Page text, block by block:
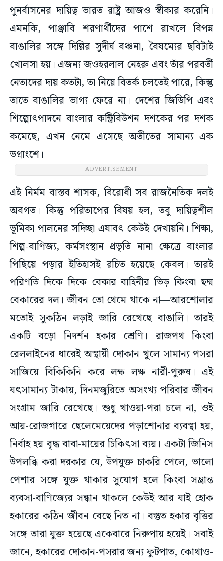
পুনর্বাসনের দায়িত্ব ভারত রাষ্ট্র আজও স্বীকার করেনি।
এমনকি, পাঞ্জাবি শরণার্থীদের পাশে রাখলে বিপন্ন
বাঙালির সঙ্গে দিল্লির সুদীর্ঘ বঞ্চনা, বৈষম্যের ছবিটাই
খোলসা হয়। এজন্য জওহরলাল নেহরু এবং তাঁর পরবর্তী
নেতাদের দায় কতটা, তা নিয়ে বিতর্ক চলতেই পারে, কিন্তু
তাতে বাঙালির ভাগ্য ফেরে না। দেশের জিডিপি এবং
শিল্পোৎপাদনে বাংলার কন্ট্রিবিউশন দশকের পর দশক
কমেছে, এখন নেমে এসেছে অতীতের সামান্য এক
ভগ্নাংশে।
ADVERTISEMENT
এই নির্মম বাস্তব শাসক, বিরোধী সব রাজনৈতিক দলই
অবগত। কিন্তু পরিতাপের বিষয় হল, তবু দায়িত্বশীল
ভূমিকা পালনের সদিচ্ছা এযাবৎ কেউই দেখায়নি। শিক্ষা,
শিল্প-বাণিজ্য, কর্মসংস্থান প্রভৃতি নানা ক্ষেত্রে বাংলার
পিছিয়ে পড়ার ইতিহাসই রচিত হয়েছে কেবল। তারই
পরিণতি দিকে দিকে বেকার বাহিনীর ভিড় কিংবা ছদ্ম
বেকারের দল। জীবন তো থেমে থাকে না—আরশোলার
মতোই সুকঠিন লড়াই জারি রেখেছে বাঙালি। তারই
একটি বড়ো নিদর্শন হকার শ্রেণি। রাজপথ কিংবা
রেললাইনের ধারেই অস্থায়ী দোকান খুলে সামান্য পসরা
সাজিয়ে বিকিকিনি করে লক্ষ লক্ষ নারী-পুরুষ। এই
যৎসামান্য টাকায়, দিনমজুরিতে অসংখ্য পরিবার জীবন
সংগ্রাম জারি রেখেছে। শুধু খাওয়া-পরা চলে না, ওই
আয়-রোজগারে ছেলেমেয়েদের পড়াশোনার ব্যবস্থা হয়,
নির্বাহ হয় বৃদ্ধ বাবা-মায়ের চিকিৎসা ব্যয়। একটা জিনিস
উপলব্ধি করা দরকার যে, উপযুক্ত চাকরি পেলে, ভালো
পেশার সঙ্গে যুক্ত থাকার সুযোগ হলে কিংবা সম্ভ্রান্ত
ব্যবসা-বাণিজ্যের সন্ধান থাকলে কেউই আর যাই হোক
হকারের কঠিন জীবন বেছে নিত না। বস্তুত হকার বৃত্তির
সঙ্গে তারা যুক্ত হয়েছে একেবারে নিরুপায় হয়েই। সবাই
জানে, হকারের দোকান-পসরার জন্য ফুটপাত, কোথাও-